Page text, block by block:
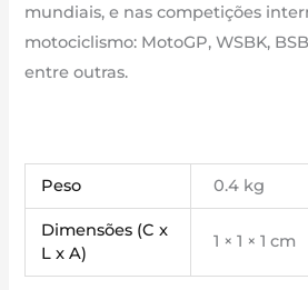
mundiais, e nas competições
motociclismo: MotoGP, WSBK,
entre outras.
Peso 0.4 kg
Dimensões (C x
L x A)
1 × 1 × 1 cm